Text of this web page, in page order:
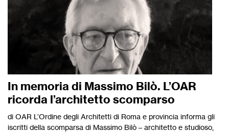
In memoria di Massimo Bilò. L’OAR
ricorda l’architetto scomparso
di OAR L’Ordine degli Architetti di Roma e provincia informa gli
iscritti della scomparsa di Massimo Bilò – architetto e studioso,